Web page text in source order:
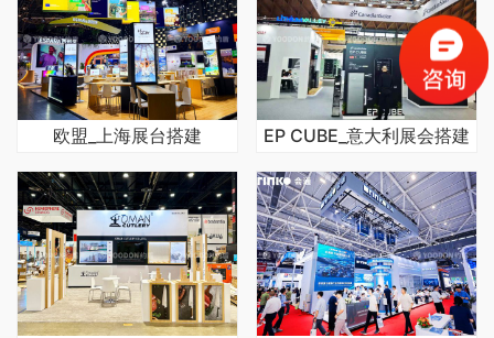
欧盟_上海展台搭建 EP CUBE_意大利展会搭建